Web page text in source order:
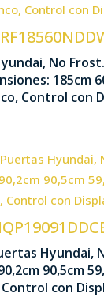
No
185cm
Control con
Display LED
LED
Hyundai,
90,5cm
con
No Frost
Multi Air
Cooling